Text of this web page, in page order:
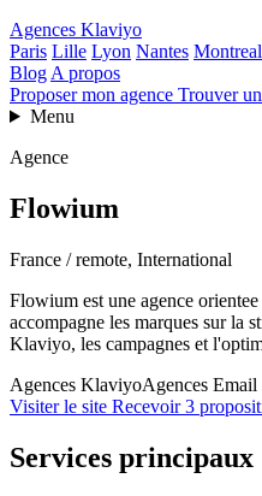
Agences Klaviyo
Paris Lille Lyon Nantes Montreal
Blog A propos
Proposer mon agence Trouver
Menu
Agence
Flowium
France / remote, International
Flowium est une agence
accompagne les marques sur la
Klaviyo, les campagnes et
Agences KlaviyoAgences
Visiter le site Recevoir 3
Services principaux